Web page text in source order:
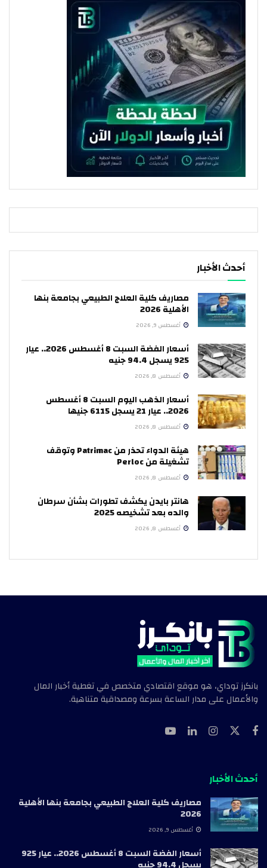
أحدث الأخبار
مصاريف كلية العلاج الطبيعي بجامعة بنها
الأهلية 2026
أغسطس 9, 2026
أسعار الفضة السبت 8 أغسطس 2026.. عيار
925 يسجل 94.4 جنيه
أغسطس 8, 2026
أسعار الذهب اليوم السبت 8 أغسطس
2026.. عيار 21 يسجل 6115 جنيها
أغسطس 8, 2026
هيئة الدواء تحذر من Patrimac وتوقف
تشغيلة من Perloc
أغسطس 8, 2026
هانتر بايدن يكشف تطورات بشأن سرطان
والده بعد تشخيصه 2025
أغسطس 8, 2026
بانكرز توداي، هو موقع اقتصادي متخصص في تغطية أخبار المال
والأعمال على مدار الساعة بسرعة ومصداقية متناهية.
أحدث الأخبار
مصاريف كلية العلاج الطبيعي بجامعة بنها الأهلية
2026
أغسطس 9, 2026
أسعار الفضة السبت 8 أغسطس 2026.. عيار 925
يسجل 94.4 جنيه